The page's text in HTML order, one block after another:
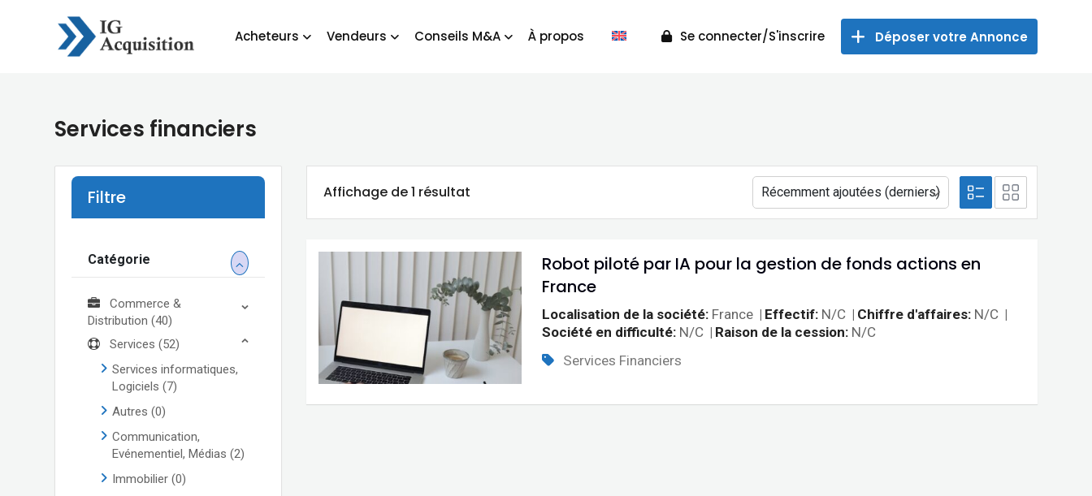
Déposer votre Annonce
Se connecter/S'inscrire
Acheteurs Vendeurs Conseils M&A À propos
Services financiers
Filtre
Catégorie
Commerce &
Distribution (40)
Services (52)
Services informatiques,
Logiciels (7)
Autres (0)
Communication,
Evénementiel, Médias (2)
Immobilier (0)
Affichage de 1 résultat
Robot piloté par IA pour la gestion de fonds actions en
France
Localisation de la société France Effectif N/C Chiffre d'affaires N/C
Société en difficulté N/C Raison de la cession N/C
Services Financiers